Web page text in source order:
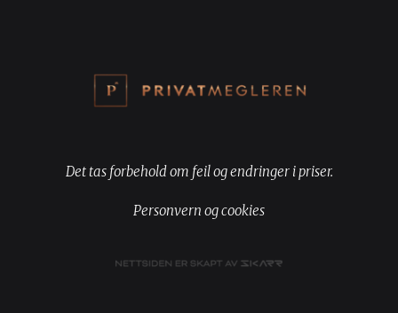
Det tas forbehold om feil og endringer i priser.
Personvern og cookies